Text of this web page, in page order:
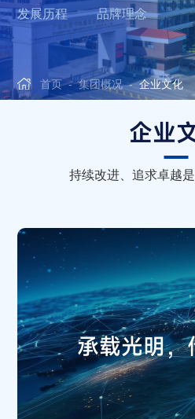
发展历程 品牌理念
首页-集团概况-企业文化
企业
持续改进、追求卓越
承载光明，